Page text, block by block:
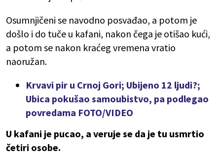
Osumnjičeni se navodno posvađao, a potom je
došlo i do tuče u kafani, nakon čega je otišao kući,
a potom se nakon kraćeg vremena vratio
naoružan.
Krvavi pir u Crnoj Gori; Ubijeno 12 ljudi?;
Ubica pokušao samoubistvo, pa podlegao
povredama FOTO/VIDEO
U kafani je pucao, a veruje se da je tu usmrtio
četiri osobe.